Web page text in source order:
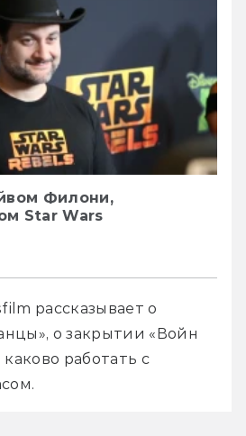
Филони,
Star Wars
рассказывает о
о закрытии «Войн
работать с